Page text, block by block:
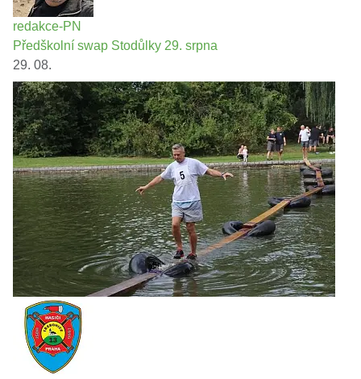
redakce-PN
Předškolní swap Stodůlky 29. srpna
29. 08.